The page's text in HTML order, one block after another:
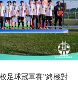
足球冠軍賽”終極對